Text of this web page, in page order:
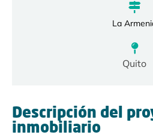
La
Quito
Descripción del
inmobiliario